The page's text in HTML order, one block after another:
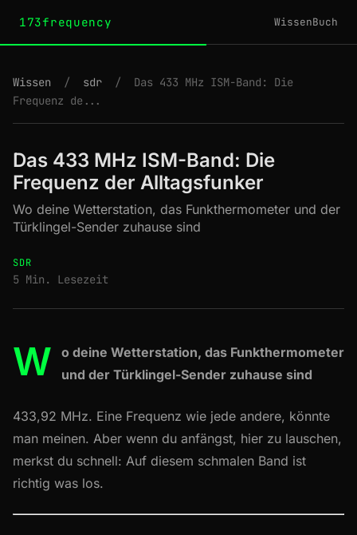
173frequency WissenBuch
Wissen / sdr /
Das 433 MHz ISM-Band: Die
Frequenz de...
Das 433 MHz ISM-Band: Die
Frequenz der Alltagsfunker
Wo deine Wetterstation, das Funkthermometer und der
Türklingel-Sender zuhause sind
SDR
5 Min. Lesezeit
W
o deine Wetterstation, das Funkthermometer
und der Türklingel-Sender zuhause sind
433,92 MHz. Eine Frequenz wie jede andere, könnte
man meinen. Aber wenn du anfängst, hier zu lauschen,
merkst du schnell: Auf diesem schmalen Band ist
richtig was los.